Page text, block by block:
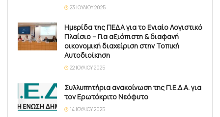
23 ΙΟΥΛΊΟΥ 2025
Ημερίδα της ΠΕΔΑ για το Ενιαίο Λογιστικό
Πλαίσιο – Για αξιόπιστη & διαφανή
οικονομική διαχείριση στην Τοπική
Αυτοδιοίκηση
22 ΙΟΥΛΊΟΥ 2025
Συλλυπητήρια ανακοίνωση της Π.Ε.Δ.Α. για
τον Ερωτόκριτο Νεόφυτο
14 ΙΟΥΛΊΟΥ 2025